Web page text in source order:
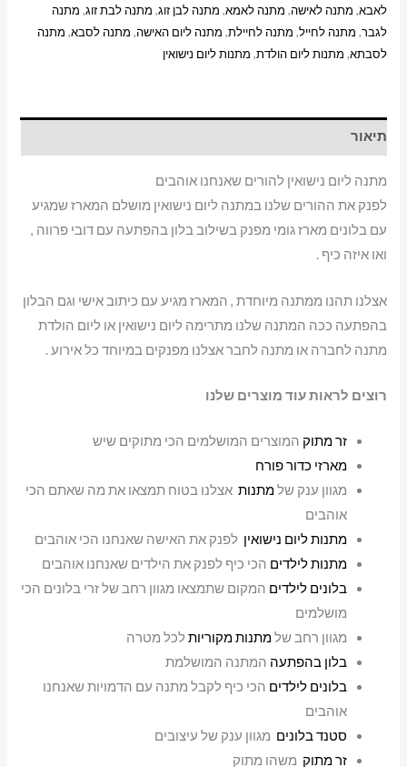
לאבא, מתנה לאישה, מתנה לאמא, מתנה לבן זוג, מתנה לבת זוג, מתנה
לגבר, מתנה לחייל, מתנה לחיילת, מתנה ליום האישה, מתנה לסבא, מתנה
לסבתא, מתנות ליום הולדת, מתנות ליום נישואין
תיאור
מתנה ליום נישואין להורים שאנחנו אוהבים
לפנק את ההורים שלנו במתנה ליום נישואין מושלם המארז שמגיע
עם בלונים מארז גומי מפנק בשילוב בלון בהפתעה עם דובי פרווה ,
ואו איזה כיף .
אצלנו תהנו ממתנה מיוחדת , המארז מגיע עם כיתוב אישי וגם הבלון
בהפתעה ככה המתנה שלנו מתרימה ליום נישואין או ליום הולדת
מתנה לחברה או מתנה לחבר אצלנו מפנקים במיוחד כל אירוע .
רוצים לראות עוד מוצרים שלנו
זר מתוק המוצרים המושלמים הכי מתוקים שיש
מארזי כדור פורח
מגוון ענק שלמתנות אצלנו בטוח תמצאו את מה שאתם הכי
אוהבים
מתנות ליום נישואין לפנק את האישה שאנחנו הכי אוהבים
מתנות לילדים הכי כיף לפנק את הילדים שאנחנו אוהבים
בלונים לילדים המקום שתמצאו מגוון רחב של זרי בלונים הכי
מושלמים
מגוון רחב שלמתנות מקוריותלכל מטרה
בלון בהפתעה המתנה המושלמת
בלונים לילדים הכי כיף לקבל מתנה עם הדמויות שאנחנו
אוהבים
סטנד בלונים מגוון ענק של עיצובים
זר מתוק משהו מתוק